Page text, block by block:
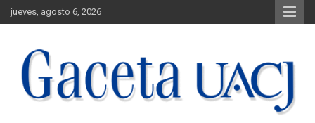
jueves, agosto 6, 2026